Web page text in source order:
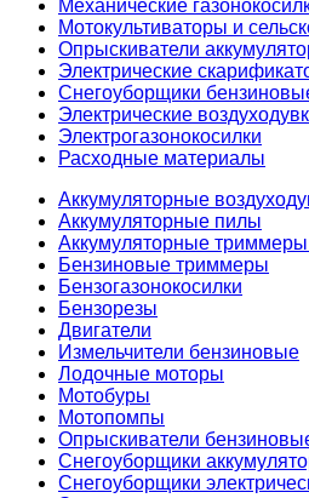
Механические
Мотокультиваторы и
Опрыскиватели
Электрические
Снегоуборщики
Электрические
Электрогазонокосилки
Расходные материалы
Аккумуляторные
Аккумуляторные пилы
Аккумуляторные триммеры
Бензиновые триммеры
Бензогазонокосилки
Бензорезы
Двигатели
Измельчители бензиновые
Лодочные моторы
Мотобуры
Мотопомпы
Опрыскиватели
Снегоуборщики
Снегоуборщики